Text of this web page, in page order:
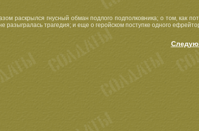
раскрылся гнусный обман подлого подполковника; о том, как
трагедия; и еще о геройском поступке одного